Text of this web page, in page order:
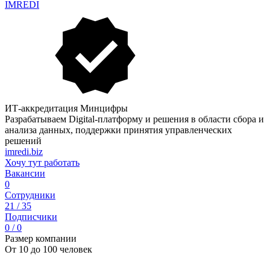
IMREDI
ИТ-аккредитация Минцифры
Разрабатываем Digital-платформу и решения в области сбора и
анализа данных, поддержки принятия управленческих
решений
imredi.biz
Хочу тут работать
Вакансии
0
Сотрудники
21 / 35
Подписчики
0 / 0
Размер компании
От 10 до 100 человек